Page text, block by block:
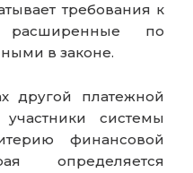
требования к
расширенные по
в законе.
другой платежной
системы
финансовой
определяется